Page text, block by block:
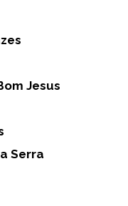
Jesus
Serra